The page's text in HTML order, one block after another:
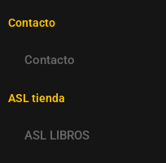
Contacto
Contacto
ASL tienda
ASL LIBROS